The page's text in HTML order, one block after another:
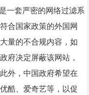
一套严密的网络过滤系
合国家政策的外国网
量的不合规内容，如
府决定屏蔽该网站，
外，中国政府希望在
酷、爱奇艺等，以促